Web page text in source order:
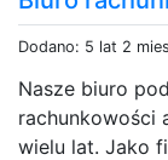
Dodano: 5 lat 2
Nasze biuro
rachunkowości
wielu lat. Jako